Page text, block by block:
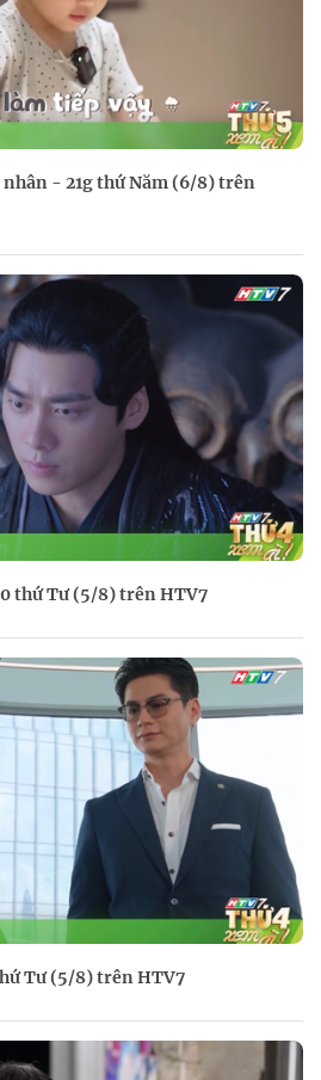
nhân - 21g thứ Năm (6/8) trên
thứ Tư (5/8) trên HTV7
Tư (5/8) trên HTV7